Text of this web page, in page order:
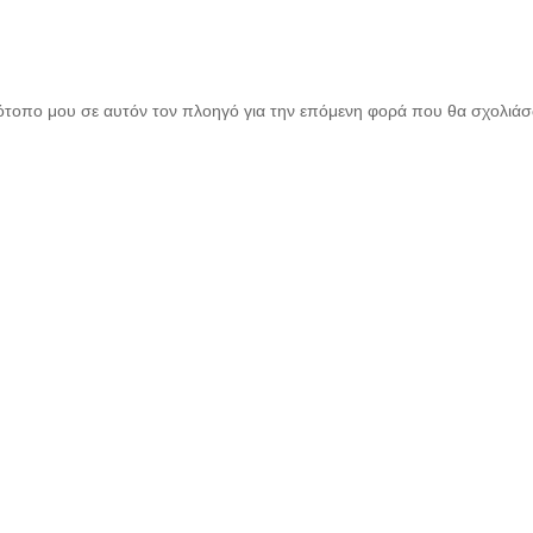
μου σε αυτόν τον πλοηγό για την επόμενη φορά που θα